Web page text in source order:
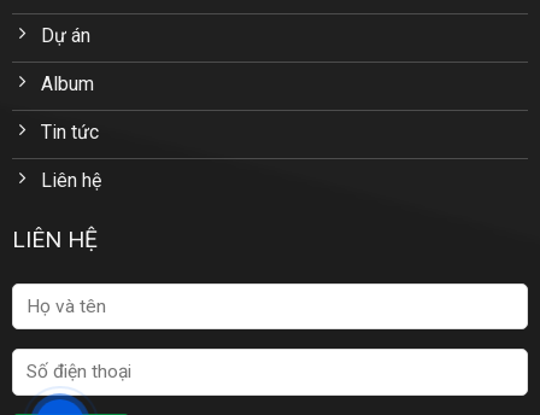
Dự án
Album
Tin tức
Liên hệ
LIÊN HỆ